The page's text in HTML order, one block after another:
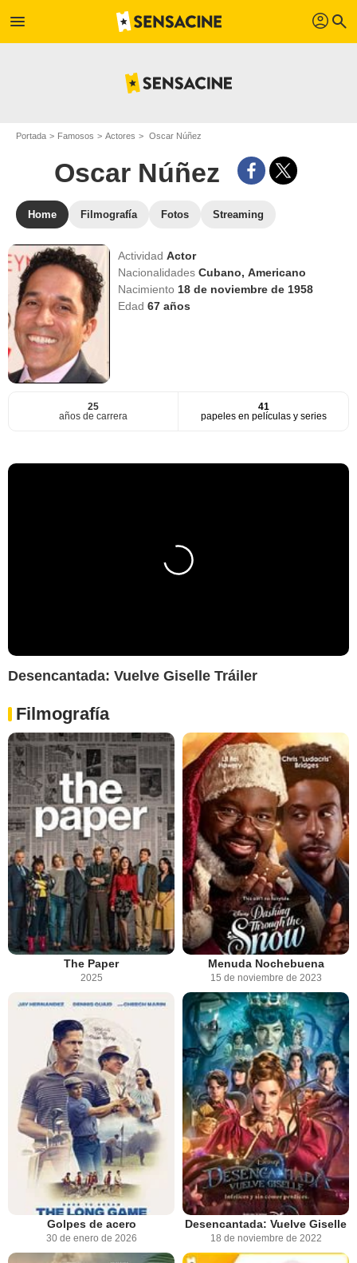
menu profil search
Portada Famosos Actores Oscar Núñez
Oscar Núñez
Home Filmografía Fotos Streaming
ActividadActor
NacionalidadesCubano, Americano
Nacimiento 18 de noviembre de 1958
Edad67 años
25
años de carrera
41
papeles en películas y series
Desencantada: Vuelve Giselle Tráiler
Filmografía
The Paper
2025
Menuda Nochebuena
15 de noviembre de 2023
Golpes de acero
30 de enero de 2026
Desencantada: Vuelve Giselle
18 de noviembre de 2022